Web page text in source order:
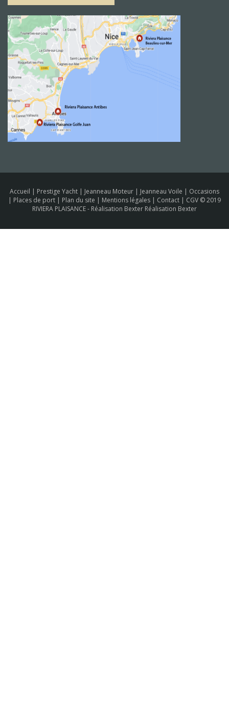
Accueil | Prestige Yacht | Jeanneau Moteur | Jeanneau Voile | Occasions
| Places de port | Plan du site | Mentions légales | Contact | CGV © 2019
RIVIERA PLAISANCE - Réalisation Bexter Réalisation Bexter